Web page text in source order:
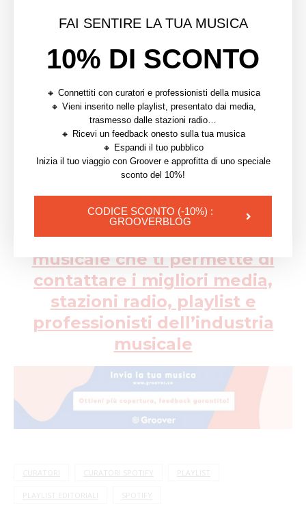
Spotify
Non esitate a parlare con artisti ed
etichette/distributori che hanno avuto buone
esperienze per scoprire come aumentare le vostre
possibilità di ottenere playlist editoriali su Spotify.
Chiedi in giro, prenditi il tempo necessario, sii creativo
e mandalo ad altri prima di inviare il tuo pitch, perché
potrai lanciare il tuo brano su Spotify for Artist solo
Invia i tuoi brani a Groover, la
piattaforma di promozione
musicale che ti permette di
contattare i migliori media,
stazioni radio, playlist e
professionisti dell’industria
musicale
CURATORI CURATORI SPOTIFY PLAYLIST
PLAYLIST EDITORIALI SPOTIFY
FAI SENTIRE LA TUA MUSICA
10% DI SCONTO
🔸 Connettiti con curatori e professionisti della musica
🔸 Vieni inserito nelle playlist, presentato dai media,
trasmesso dalle stazioni radio…
🔸 Ricevi un feedback onesto sulla tua musica
🔸 Espandi il tuo pubblico
Inizia il tuo viaggio con Groover e approfitta di uno speciale
sconto del 10%!
CODICE SCONTO (-10%) :
GROOVERBLOG